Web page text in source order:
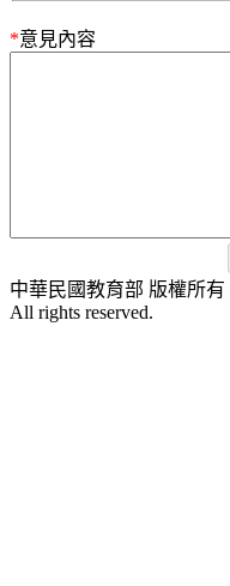
*意見內容
中華民國教育部 版權所有
All rights reserved.